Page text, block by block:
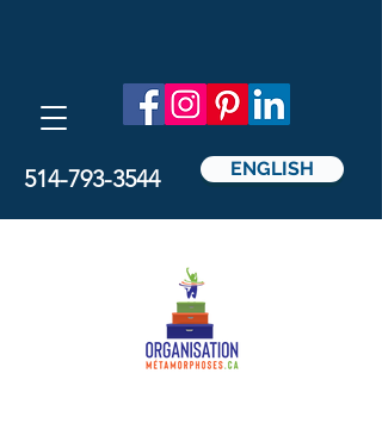
514-793-3544 ENGLISH